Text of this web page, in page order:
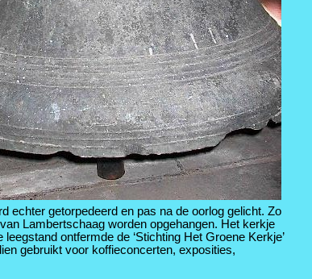
echter getorpedeerd en pas na de oorlog gelicht. Zo
Lambertschaag worden opgehangen. Het kerkje
ontfermde de ‘Stichting Het Groene Kerkje’
gebruikt voor koffieconcerten, exposities,